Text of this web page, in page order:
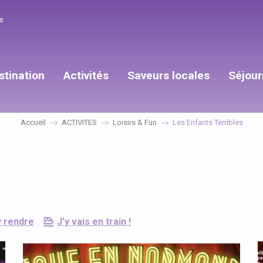
Activités Saveurs locales
Accueil ACTIVITES Loisirs & Fun Les Enfants Terribles
rendre J'y vais en train !